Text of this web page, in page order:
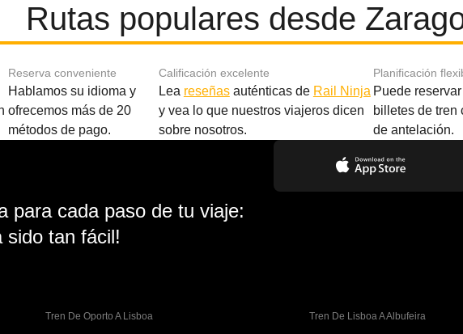
Rutas populares desde
Reserva conveniente
Hablamos su idioma y
ofrecemos más de 20
métodos de pago.
Calificación excelente
Lea reseñasauténticas de Rail Ninja
y vea lo que nuestros viajeros dicen
sobre nosotros.
Planificación
Puede
billetes de tren
de antelación.
para cada paso de tu viaje:
sido tan fácil!
Tren De Oporto A Lisboa Tren De Lisboa A Albufeira